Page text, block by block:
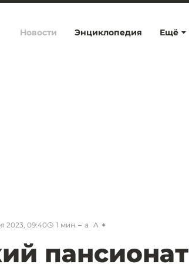
Ещё
Новости Энциклопедия
2023, 09:40 1 мин. a A
пансионат